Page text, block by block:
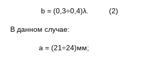
b = (0,3÷0,4)λ. (2)
В данном случае:
a = (21÷24)мм;